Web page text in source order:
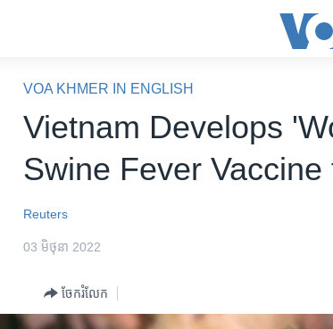
VOA KHMER IN ENGLISH
Vietnam Develops
Swine Fever
Reuters
03 មិថុនា 2022
ចែករំលែក